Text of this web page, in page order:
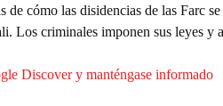
cómo las disidencias de las Farc
Los criminales imponen sus leyes y
Discover y manténgase informado